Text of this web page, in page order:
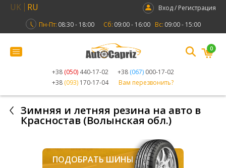
UK RU
Вход / Регистрация
Пн-Пт: 08:30 - 18:00 Сб: 09:00 - 16:00 Вс: 09:00 - 15:00
+38 (050) 440-17-02 +38 (067) 000-17-02
+38 (093) 170-17-04 Вам перезвонить?
0
Зимняя и летняя резина на авто в
Красностав (Волынская обл.)
ПОДОБРАТЬ ШИНЫ